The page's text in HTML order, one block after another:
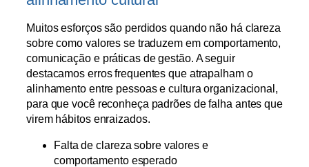
Muitos esforços são perdidos quando não há clareza
sobre como valores se traduzem em comportamento,
comunicação e práticas de gestão. A seguir
destacamos erros frequentes que atrapalham o
alinhamento entre pessoas e cultura organizacional,
para que você reconheça padrões de falha antes que
virem hábitos enraizados.
Falta de clareza sobre valores e
comportamento esperado